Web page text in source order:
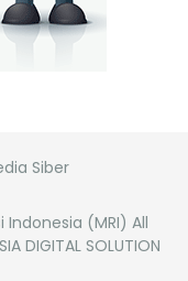
Siber
Indonesia (MRI) All
DIGITAL SOLUTION